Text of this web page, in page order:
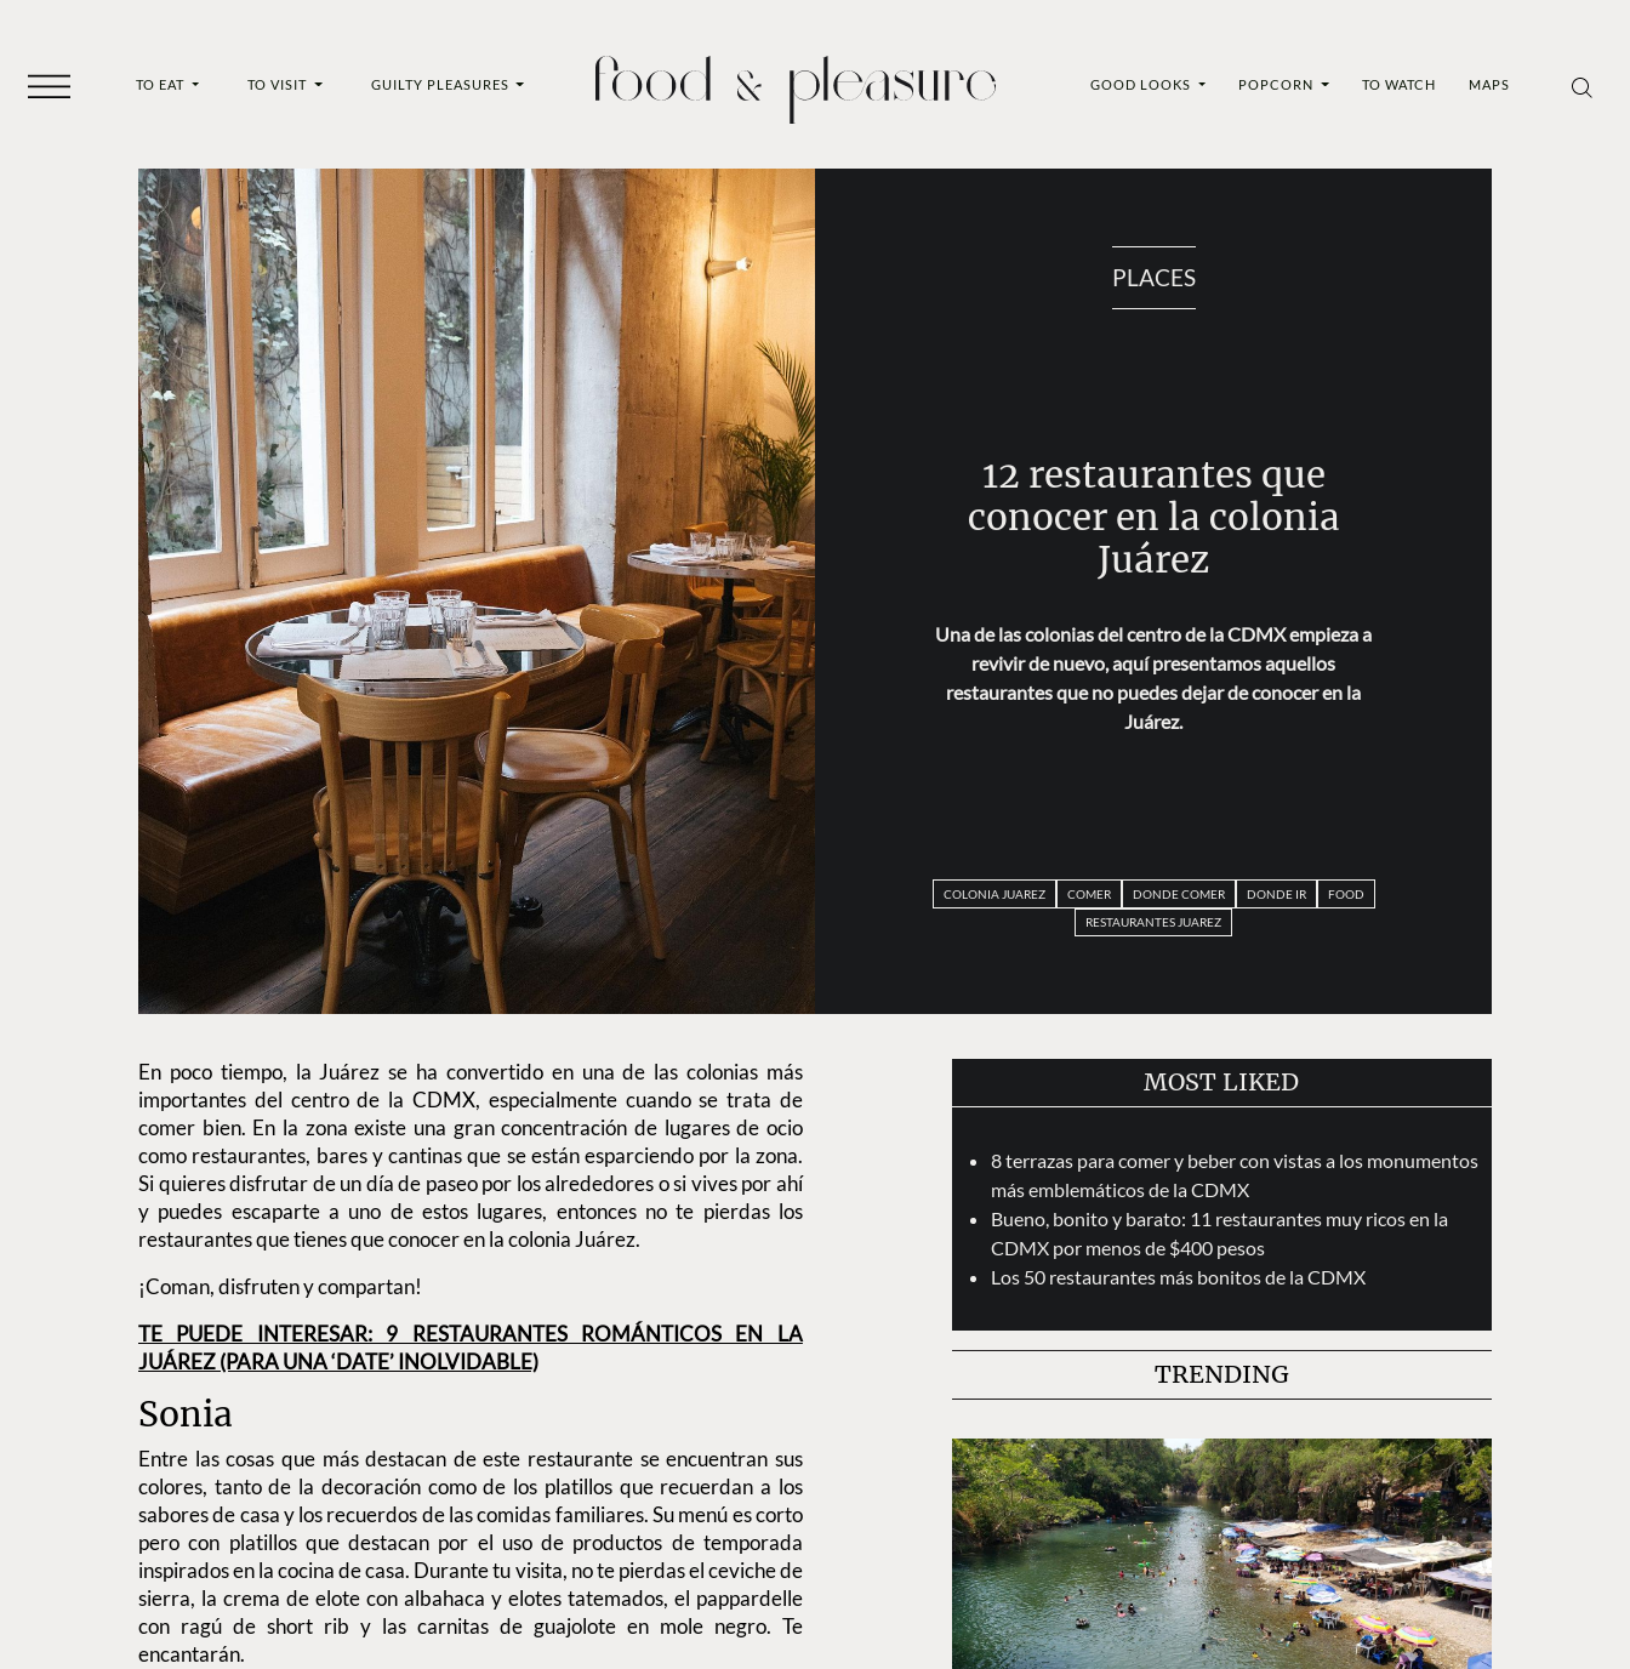
TO EAT TO VISIT GUILTY PLEASURES GOOD LOOKS POPCORN TO WATCH MAPS
PLACES
12 restaurantes que
conocer en la colonia
Juárez
Una de las colonias del centro de la CDMX empieza a
revivir de nuevo, aquí presentamos aquellos
restaurantes que no puedes dejar de conocer en la
Juárez.
COLONIA JUAREZ COMER DONDE COMER DONDE IR
FOOD
RESTAURANTES JUAREZ
En poco tiempo, la Juárez se ha convertido en una de las colonias más
importantes del centro de la CDMX, especialmente cuando se trata de
comer bien. En la zona existe una gran concentración de lugares de ocio
como restaurantes, bares y cantinas que se están esparciendo por la zona.
Si quieres disfrutar de un día de paseo por los alrededores o si vives por ahí
y puedes escaparte a uno de estos lugares, entonces no te pierdas los
restaurantes que tienes que conocer en la colonia Juárez.
¡Coman, disfruten y compartan!
TE PUEDE INTERESAR: 9 RESTAURANTES ROMÁNTICOS EN LA
JUÁREZ (PARA UNA ‘DATE’ INOLVIDABLE)
Sonia
Entre las cosas que más destacan de este restaurante se encuentran sus
colores, tanto de la decoración como de los platillos que recuerdan a los
sabores de casa y los recuerdos de las comidas familiares. Su menú es corto
pero con platillos que destacan por el uso de productos de temporada
inspirados en la cocina de casa. Durante tu visita, no te pierdas el ceviche de
sierra, la crema de elote con albahaca y elotes tatemados, el pappardelle
con ragú de short rib y las carnitas de guajolote en mole negro. Te
encantarán.
MOST LIKED
8 terrazas para comer y beber con vistas a los monumentos
más emblemáticos de la CDMX
Bueno, bonito y barato: 11 restaurantes muy ricos en la
CDMX por menos de $400 pesos
Los 50 restaurantes más bonitos de la CDMX
TRENDING